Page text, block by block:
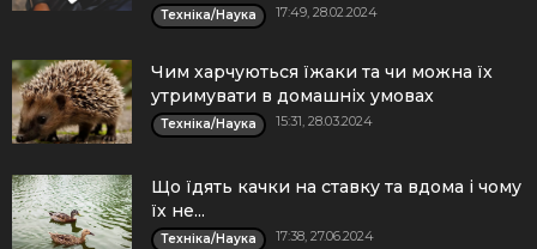
Техніка/Наука 17:49, 28.02.2024
Чим харчуються їжаки та чи можна їх
утримувати в домашніх умовах
Техніка/Наука 15:31, 28.03.2024
Що їдять качки на ставку та вдома і чому
їх не...
Техніка/Наука 17:38, 27.06.2024